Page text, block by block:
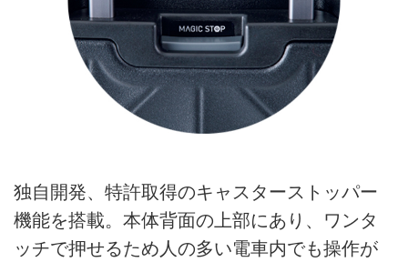
独自開発、特許取得のキャスターストッパー
機能を搭載。本体背面の上部にあり、ワンタ
ッチで押せるため人の多い電車内でも操作が